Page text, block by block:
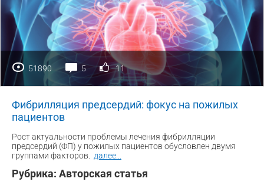
51890 5 11
Фибрилляция предсердий: фокус на пожилых
пациентов
Рост актуальности проблемы лечения фибрилляции
предсердий (ФП) у пожилых пациентов обусловлен двумя
группами факторов.
далее
Рубрика: Авторская статья